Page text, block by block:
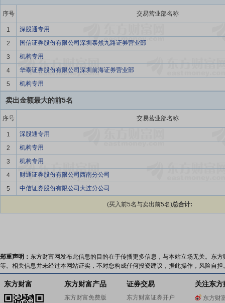
序号 交易营业部名称
1
深股通专用
2
国信证券股份有限公司深圳泰然九路证券营业部
3
机构专用
4
华泰证券股份有限公司深圳前海证券营业部
5
机构专用
卖出金额最大的前5名
序号 交易营业部名称
1
深股通专用
2
机构专用
3
机构专用
4
财通证券股份有限公司西南分公司
5
中信证券股份有限公司大连分公司
(买入前5名与卖出前5名)总合计:
郑重声明： 东方财富网发布此信息的目的在于传播更多信息，与本站立场无关。东
等。相关信息并未经过本网站证实，不对您构成任何投资建议，据此操作，风险自担